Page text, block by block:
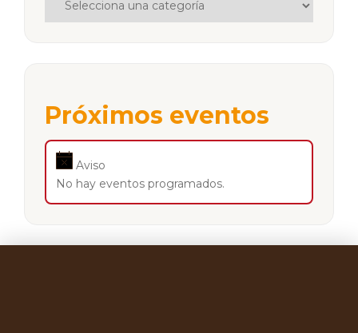
Próximos eventos
Aviso
No hay eventos programados.